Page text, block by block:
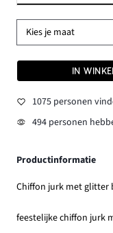
Kies je maat
IN
1075 personen
494 personen
Productinformatie
Chiffon jurk met
feestelijke chiffon jurk